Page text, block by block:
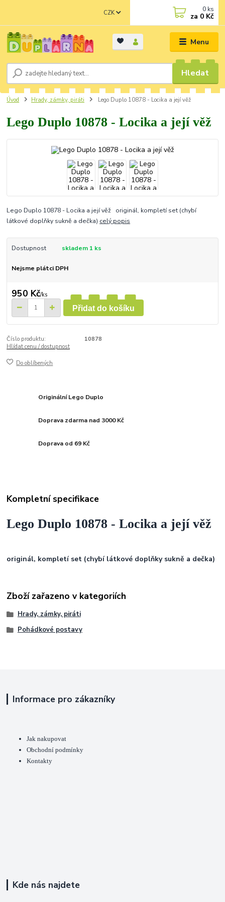
Menu
CZK
Hledat
0 ks
za 0 Kč
Úvod Hrady, zámky, piráti Lego Duplo 10878 - Locika a její věž
Lego Duplo 10878 - Locika a její věž
Lego Duplo 10878 - Locika a její věž originál, kompletí set (chybí
látkové doplňky sukně a dečka) celý popis
Dostupnost skladem 1 ks
Nejsme plátci DPH
950 Kč/ks
Přidat do košíku
Číslo produktu:
10878
Hlídat cenu / dostupnost
Do oblíbených
Originální Lego Duplo
Doprava zdarma nad 3000 Kč
Doprava od 69 Kč
Kompletní specifikace
Lego Duplo 10878 - Locika a její věž
originál, kompletí set (chybí látkové doplňky sukně a dečka)
Zboží zařazeno v kategoriích
Hrady, zámky, piráti
Pohádkové postavy
Informace pro zákazníky
Jak nakupovat
Obchodní podmínky
Kontakty
Kde nás najdete